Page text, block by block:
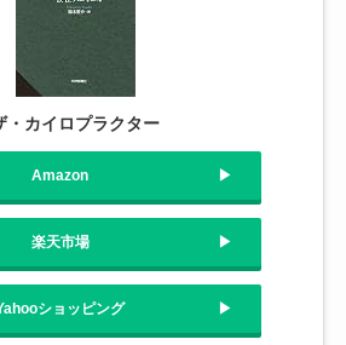
・カイロプラクター
Amazon
楽天市場
ショッピング